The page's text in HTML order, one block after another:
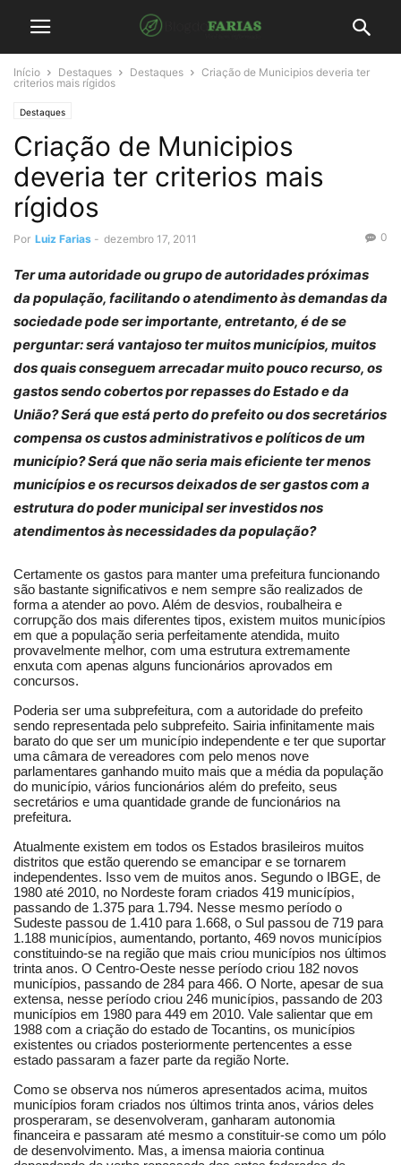
Início Destaques Destaques
Criação de Municipios deveria ter
criterios mais rígidos
Destaques
Criação de Municipios
deveria ter criterios mais
rígidos
Por Luiz Farias - dezembro 17, 2011 0
Ter uma autoridade ou grupo de autoridades próximas
da população, facilitando o atendimento às demandas da
sociedade pode ser importante, entretanto, é de se
perguntar: será vantajoso ter muitos municípios, muitos
dos quais conseguem arrecadar muito pouco recurso, os
gastos sendo cobertos por repasses do Estado e da
União? Será que está perto do prefeito ou dos secretários
compensa os custos administrativos e políticos de um
município? Será que não seria mais eficiente ter menos
municípios e os recursos deixados de ser gastos com a
estrutura do poder municipal ser investidos nos
atendimentos às necessidades da população?
Certamente os gastos para manter uma prefeitura funcionando
são bastante significativos e nem sempre são realizados de
forma a atender ao povo. Além de desvios, roubalheira e
corrupção dos mais diferentes tipos, existem muitos municípios
em que a população seria perfeitamente atendida, muito
provavelmente melhor, com uma estrutura extremamente
enxuta com apenas alguns funcionários aprovados em
concursos.
Poderia ser uma subprefeitura, com a autoridade do prefeito
sendo representada pelo subprefeito. Sairia infinitamente mais
barato do que ser um município independente e ter que suportar
uma câmara de vereadores com pelo menos nove
parlamentares ganhando muito mais que a média da população
do município, vários funcionários além do prefeito, seus
secretários e uma quantidade grande de funcionários na
prefeitura.
Atualmente existem em todos os Estados brasileiros muitos
distritos que estão querendo se emancipar e se tornarem
independentes. Isso vem de muitos anos. Segundo o IBGE, de
1980 até 2010, no Nordeste foram criados 419 municípios,
passando de 1.375 para 1.794. Nesse mesmo período o
Sudeste passou de 1.410 para 1.668, o Sul passou de 719 para
1.188 municípios, aumentando, portanto, 469 novos municípios
constituindo-se na região que mais criou municípios nos últimos
trinta anos. O Centro-Oeste nesse período criou 182 novos
municípios, passando de 284 para 466. O Norte, apesar de sua
extensa, nesse período criou 246 municípios, passando de 203
municípios em 1980 para 449 em 2010. Vale salientar que em
1988 com a criação do estado de Tocantins, os municípios
existentes ou criados posteriormente pertencentes a esse
estado passaram a fazer parte da região Norte.
Como se observa nos números apresentados acima, muitos
municípios foram criados nos últimos trinta anos, vários deles
prosperaram, se desenvolveram, ganharam autonomia
financeira e passaram até mesmo a constituir-se como um pólo
de desenvolvimento. Mas, a imensa maioria continua